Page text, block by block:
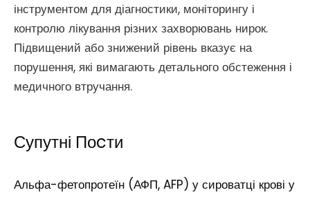
інструментом для діагностики, моніторингу і
контролю лікування різних захворювань нирок.
Підвищений або знижений рівень вказує на
порушення, які вимагають детального обстеження і
медичного втручання.
Супутні Поcти
Альфа-фетопротеїн (АФП, AFP) у сироватці крові у